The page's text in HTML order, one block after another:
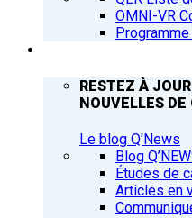
OMNI-VR
RESTEZ À
NOUVELLES
Le blog Q'News
Blog
Études de
Articles en